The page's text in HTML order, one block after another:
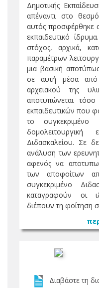
Δημοτικής
απέναντι στο
αυτός προσφέρθηκε
εκπαιδευτικό
στόχος, αρχικά,
παραμέτρων
μια βασική
σε αυτή μέσα από
αρχειακού της
αποτυπώνεται
εκπαιδευτικών που
το
Διδασκαλείου. Σε
ανάλυση των
αφενός να
των αποφοίτων
συγκεκριμένο
καταγραφούν οι
διέπουν τη φοίτηση
Διαβάστε τη